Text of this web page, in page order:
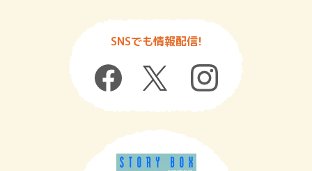
SNSでも情報配信!